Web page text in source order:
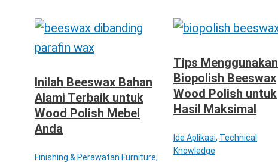
Inilah Beeswax Bahan
Alami Terbaik untuk
Wood Polish Mebel
Anda
Finishing & Perawatan Furniture,
Tips Menggunakan
Biopolish Beeswax
Wood Polish untuk
Hasil Maksimal
Ide Aplikasi, Technical
Knowledge